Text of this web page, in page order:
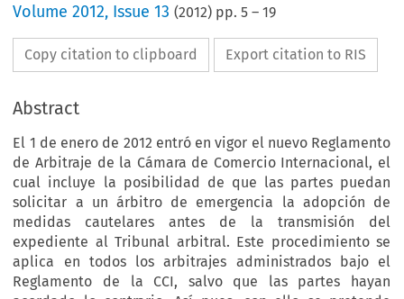
Volume2012, Issue 13 (2012) pp.5 –19
Copy citation to clipboard Export citation to RIS
Abstract
El 1 de enero de 2012 entró en vigor el nuevo Reglamento
de Arbitraje de la Cámara de Comercio Internacional, el
cual incluye la posibilidad de que las partes puedan
solicitar a un árbitro de emergencia la adopción de
medidas cautelares antes de la transmisión del
expediente al Tribunal arbitral. Este procedimiento se
aplica en todos los arbitrajes administrados bajo el
Reglamento de la CCI, salvo que las partes hayan